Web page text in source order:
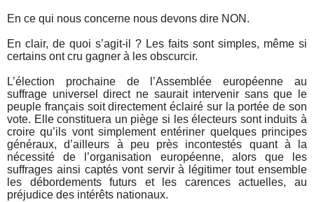
En ce qui nous concerne nous devons dire NON.
En clair, de quoi s’agit-il ? Les faits sont simples, même si
certains ont cru gagner à les obscurcir.
L’élection prochaine de l’Assemblée européenne au
suffrage universel direct ne saurait intervenir sans que le
peuple français soit directement éclairé sur la portée de son
vote. Elle constituera un piège si les électeurs sont induits à
croire qu’ils vont simplement entériner quelques principes
généraux, d’ailleurs à peu près incontestés quant à la
nécessité de l’organisation européenne, alors que les
suffrages ainsi captés vont servir à légitimer tout ensemble
les débordements futurs et les carences actuelles, au
préjudice des intérêts nationaux.